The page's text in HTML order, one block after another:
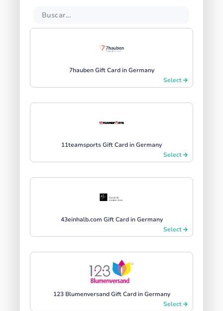
7hauben Gift Card in Germany
Select
11teamsports Gift Card in Germany
Select
43einhalb.com Gift Card in Germany
Select
123 Blumenversand Gift Card in Germany
Select